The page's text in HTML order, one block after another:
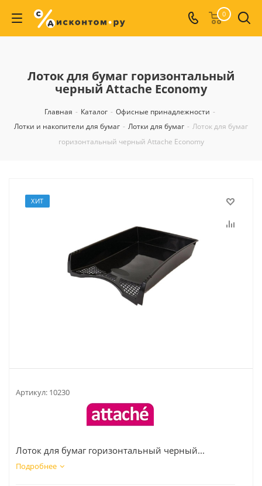
0
Лоток для бумаг горизонтальный
черный Attache Economy
Главная - Каталог - Офисные принадлежности -
Лотки и накопители для бумаг - Лотки для бумаг - Лоток для бумаг
горизонтальный черный Attache Economy
ХИТ
Артикул: 10230
Лоток для бумаг горизонтальный черный...
Подробнее